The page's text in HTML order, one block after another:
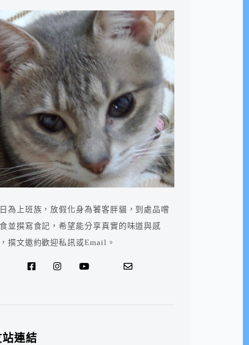
為上班族，放假化身為饕客胖貓，到處品嚐
並撰寫食記，希望能分享真實的味道與感
撰文邀約歡迎私訊或Email。
站連結